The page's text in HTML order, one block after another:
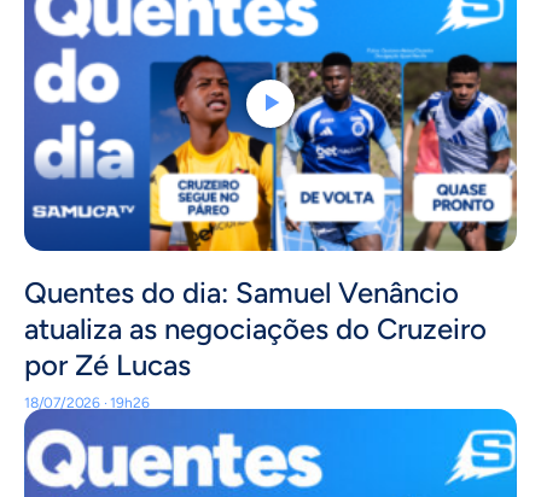
Quentes do dia: Samuel Venâncio
atualiza as negociações do Cruzeiro
por Zé Lucas
18/07/2026 · 19h26